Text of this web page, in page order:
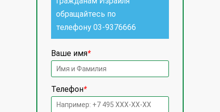
обращайтесь по
телефону 03-9376666
Ваше имя*
Телефон*